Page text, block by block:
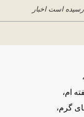
است اخبار
ام،
گرم،